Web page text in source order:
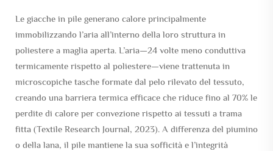
Le giacche in pile generano calore principalmente
immobilizzando l’aria all’interno della loro struttura in
poliestere a maglia aperta. L’aria—24 volte meno conduttiva
termicamente rispetto al poliestere—viene trattenuta in
microscopiche tasche formate dal pelo rilevato del tessuto,
creando una barriera termica efficace che riduce fino al 70% le
perdite di calore per convezione rispetto ai tessuti a trama
fitta (Textile Research Journal, 2023). A differenza del piumino
o della lana, il pile mantiene la sua sofficità e l’integrità